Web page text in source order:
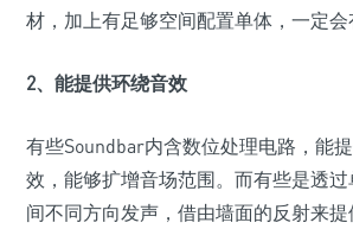
材，加上有足够空间配置单体，一定会
2、能提供环绕音效
有些Soundbar内含数位处理电路，能
效，能够扩增音场范围。而有些是透
间不同方向发声，借由墙面的反射来提